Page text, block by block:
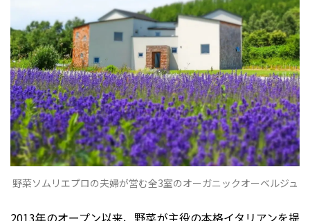
野菜ソムリエプロの夫婦が営む全3室のオーガニックオーベルジュ
2013年のオープン以来、野菜が主役の本格イタリアンを提